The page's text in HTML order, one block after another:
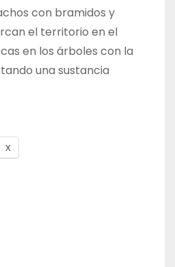
con bramidos y
el territorio en el
en los árboles con la
una sustancia
X